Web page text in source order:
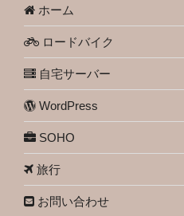
ホーム
ロードバイク
自宅サーバー
WordPress
SOHO
旅行
お問い合わせ